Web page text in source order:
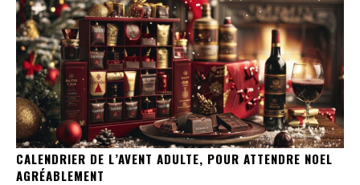
CALENDRIER DE L’AVENT ADULTE, POUR ATTENDRE NOEL
AGRÉABLEMENT